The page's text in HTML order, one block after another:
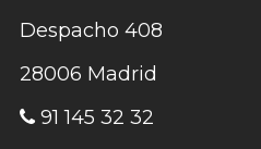
Despacho 408
28006 Madrid
91 145 32 32